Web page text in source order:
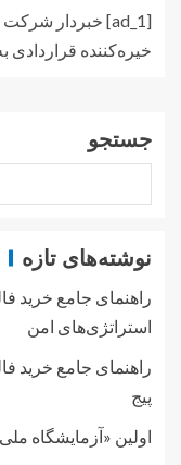
خیره‌کننده قراردادی به
جستجو
نوشته‌های تازه
راهنمای جامع خرید
استراتژی‌های امن
راهنمای جامع خرید
پیج
اولین «آزمایشگاه